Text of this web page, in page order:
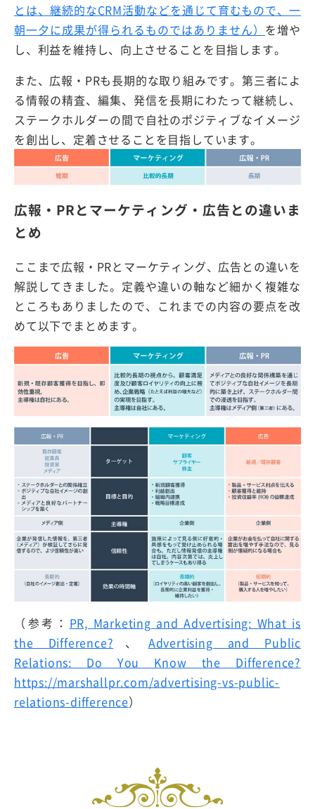
とは、継続的なCRM活動などを通じて育むもので、一
朝一夕に成果が得られるものではありません） を増や
し、利益を維持し、向上させることを目指します。
また、広報・PRも長期的な取り組みです。第三者によ
る情報の精査、編集、発信を長期にわたって継続し、
ステークホルダーの間で自社のポジティブなイメージ
を創出し、定着させることを目指しています。
広報・PRとマーケティング・広告との違いま
とめ
ここまで広報・PRとマーケティング、広告との違いを
解説してきました。定義や違いの軸など細かく複雑な
ところもありましたので、これまでの内容の要点を改
めて以下でまとめます。
（参考： PR, Marketing and Advertising: What is
the Difference? 、 Advertising and Public
Relations: Do You Know the Difference?
https://marshallpr.com/advertising-vs-public-
relations-difference）